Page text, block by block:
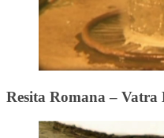
Resita Romana –